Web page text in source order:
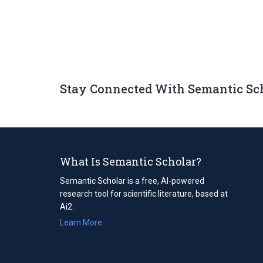
Stay Connected With Semantic
What Is Semantic Scholar?
Semantic Scholar is a free, AI-powered
research tool for scientific literature, based at
Ai2.
Learn More